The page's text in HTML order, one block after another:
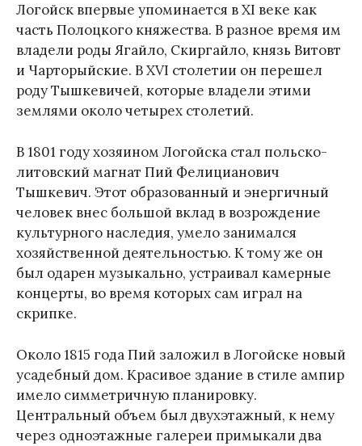
Логойск впервые упоминается в XI веке как
часть Полоцкого княжества. В разное время им
владели роды Ягайло, Скиргайло, князь Витовт
и Чарторыйские. В XVI столетии он перешел
роду Тышкевичей, которые владели этими
землями около четырех столетий.
В 1801 году хозяином Логойска стал польско-
литовский магнат Пий Фелицианович
Тышкевич. Этот образованный и энергичный
человек внес большой вклад в возрождение
культурного наследия, умело занимался
хозяйственной деятельностью. К тому же он
был одарен музыкально, устраивал камерные
концерты, во время которых сам играл на
скрипке.
Около 1815 года Пий заложил в Логойске новый
усадебный дом. Красивое здание в стиле ампир
имело симметричную планировку.
Центральный объем был двухэтажный, к нему
через одноэтажные галереи примыкали два